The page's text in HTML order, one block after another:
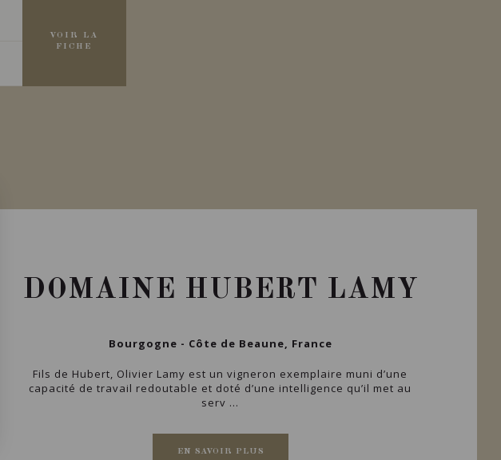
VOIR LA
FICHE
DOMAINE HUBERT LAMY
Bourgogne - Côte de Beaune, France
Fils de Hubert, Olivier Lamy est un vigneron exemplaire muni d’une
capacité de travail redoutable et doté d’une intelligence qu’il met au
serv ...
EN SAVOIR PLUS